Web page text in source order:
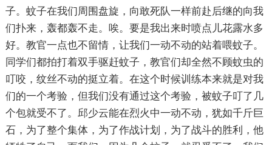
子。蚊子在我们周围盘旋，向敢死队一样前赴后继的向我
们扑来，轰都轰不走。唉。要是我出来时喷点儿花露水多
好。教官一点也不留情，让我们一动不动的站着喂蚊子。
同学们都拍打着双手驱赶蚊子，教官们却全然不顾蚊虫的
叮咬，纹丝不动的挺立着。在这个时候训练本来就是对我
们的一个考验，但我们没有通过这个考验，被蚊子叮了几
个包就受不了。邱少云能在烈火中一动不动，犹如千斤巨
石，为了整个集体，为了作战计划，为了战斗的胜利，他